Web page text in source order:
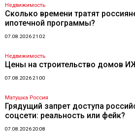
Недвижимость
Сколько времени тратят
ипотечной программы?
07.08.2026 21:02
Недвижимость
Цены на строительство домов
07.08.2026 21:00
Матушка Россия
Грядущий запрет доступа
соцсети: реальность или фейк?
07.08.2026 20:08